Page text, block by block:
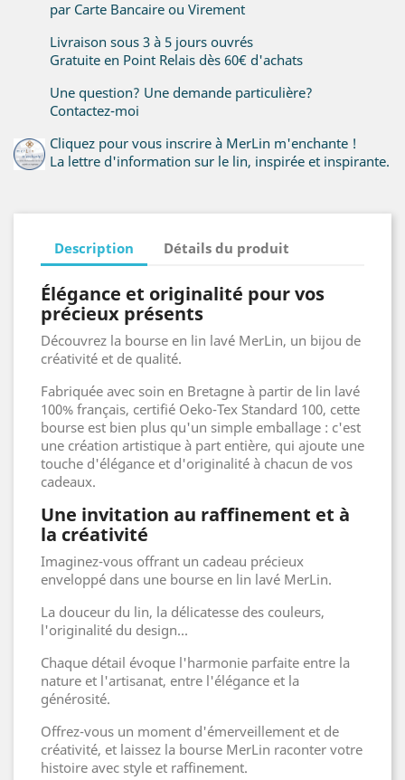
par Carte Bancaire ou Virement
Livraison sous 3 à 5 jours ouvrés
Gratuite en Point Relais dès 60€ d'achats
Une question? Une demande particulière?
Contactez-moi
Cliquez pour vous inscrire à MerLin m'enchante !
La lettre d'information sur le lin, inspirée et inspirante.
Description Détails du produit
Élégance et originalité pour vos
précieux présents
Découvrez la bourse en lin lavé MerLin, un bijou de
créativité et de qualité.
Fabriquée avec soin en Bretagne à partir de lin lavé
100% français, certifié Oeko-Tex Standard 100, cette
bourse est bien plus qu'un simple emballage : c'est
une création artistique à part entière, qui ajoute une
touche d'élégance et d'originalité à chacun de vos
cadeaux.
Une invitation au raffinement et à
la créativité
Imaginez-vous offrant un cadeau précieux
enveloppé dans une bourse en lin lavé MerLin.
La douceur du lin, la délicatesse des couleurs,
l'originalité du design...
Chaque détail évoque l'harmonie parfaite entre la
nature et l'artisanat, entre l'élégance et la
générosité.
Offrez-vous un moment d'émerveillement et de
créativité, et laissez la bourse MerLin raconter votre
histoire avec style et raffinement.